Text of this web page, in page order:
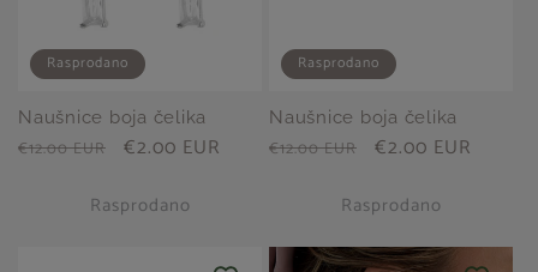
Rasprodano
Naušnice boja čelika
Redovna
€12.00 EUR
Prodajna
€2.00 EUR
Rasprodano
Rasprodano
Naušnice boja čelika
Redovna
€12.00 EUR
Prodajna
€2.00 EUR
Rasprodano